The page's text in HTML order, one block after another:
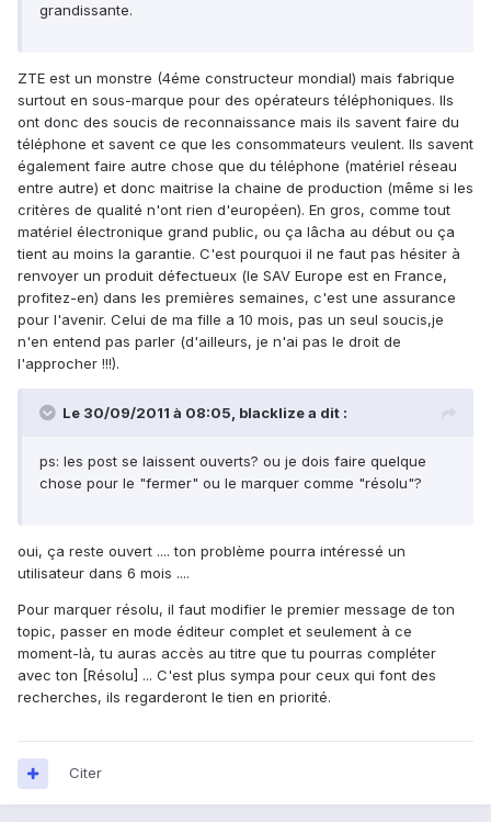
grandissante.
ZTE est un monstre (4éme constructeur mondial) mais fabrique
surtout en sous-marque pour des opérateurs téléphoniques. Ils
ont donc des soucis de reconnaissance mais ils savent faire du
téléphone et savent ce que les consommateurs veulent. Ils savent
également faire autre chose que du téléphone (matériel réseau
entre autre) et donc maitrise la chaine de production (même si les
critères de qualité n'ont rien d'européen). En gros, comme tout
matériel électronique grand public, ou ça lâcha au début ou ça
tient au moins la garantie. C'est pourquoi il ne faut pas hésiter à
renvoyer un produit défectueux (le SAV Europe est en France,
profitez-en) dans les premières semaines, c'est une assurance
pour l'avenir. Celui de ma fille a 10 mois, pas un seul soucis,je
n'en entend pas parler (d'ailleurs, je n'ai pas le droit de
l'approcher !!!).
Le 30/09/2011 à 08:05, blacklize a dit :
ps: les post se laissent ouverts? ou je dois faire quelque
chose pour le "fermer" ou le marquer comme "résolu"?
oui, ça reste ouvert .... ton problème pourra intéressé un
utilisateur dans 6 mois ....
Pour marquer résolu, il faut modifier le premier message de ton
topic, passer en mode éditeur complet et seulement à ce
moment-là, tu auras accès au titre que tu pourras compléter
avec ton [Résolu] ... C'est plus sympa pour ceux qui font des
recherches, ils regarderont le tien en priorité.
Citer